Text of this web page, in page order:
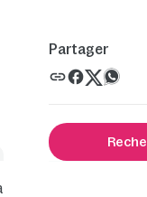
Partager